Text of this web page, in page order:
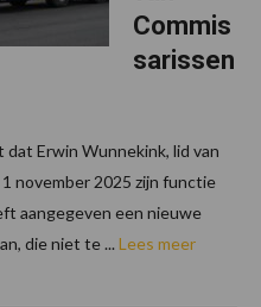
Commis
sarissen
Erwin Wunnekink, lid van
november 2025 zijn functie
aangegeven een nieuwe
die niet te ... Lees meer